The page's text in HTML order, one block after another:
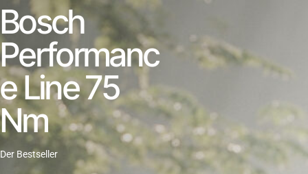
Bosch
Performanc
e Line 75
Nm
Der Bestseller